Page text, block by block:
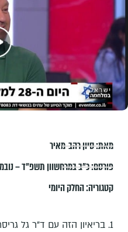
מאת:סיון רהב-מאיר
פורסם:כ״ב במרחשוון תשפ״ד – נובמבר 6,
קטגוריה:החלק היומי
1. בריאיון הזה עם ד"ר גל